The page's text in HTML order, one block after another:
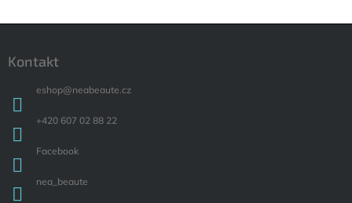
Kontakt
eshop@neabeaute.cz
+420 607 02 88 22
Facebook
nea_beaute